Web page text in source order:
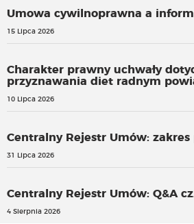
Umowa cywilnoprawna a
15 Lipca 2026
Charakter prawny uchwały
przyznawania diet radnym
10 Lipca 2026
Centralny Rejestr Umów:
31 Lipca 2026
Centralny Rejestr Umów: Q&A cz.
4 Sierpnia 2026